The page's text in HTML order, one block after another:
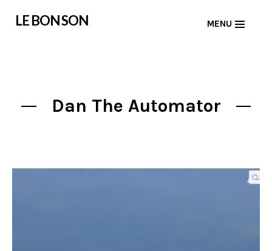
LE BON SON MENU
Dan The Automator